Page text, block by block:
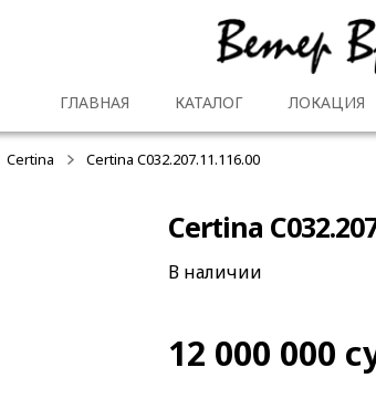
ГЛАВНАЯ КАТАЛОГ ЛОКАЦИЯ
Certina Certina C032.207.11.116.00
Certina
В наличии
12 000 000